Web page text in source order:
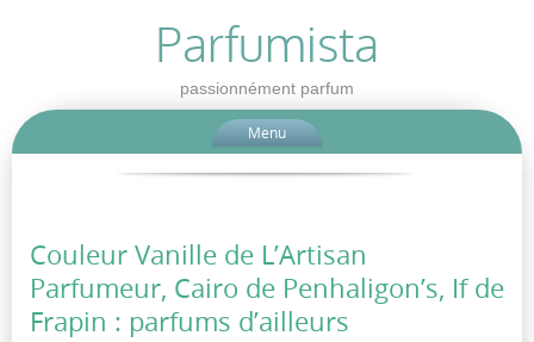
Parfumista
passionnément parfum
Menu
Couleur Vanille de L’Artisan
Parfumeur, Cairo de Penhaligon’s, If de
Frapin : parfums d’ailleurs